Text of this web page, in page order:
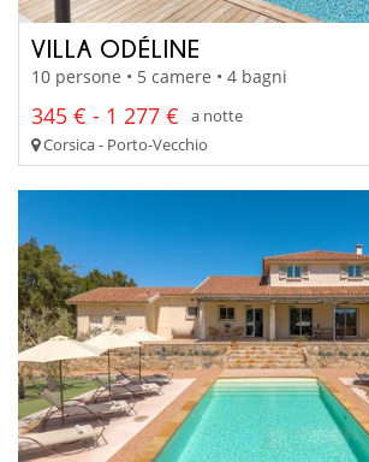
VILLA ODÉLINE
10 persone • 5 camere • 4 bagni
345 € - 1 277 €
a notte
Corsica - Porto-Vecchio